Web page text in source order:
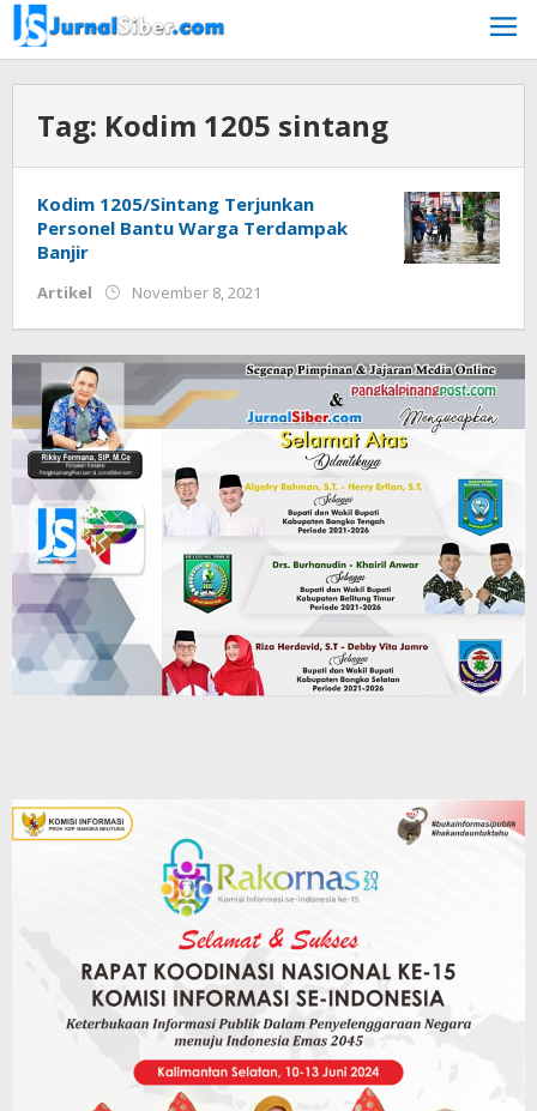
Skip
to
content
Tag: Kodim 1205 sintang
Kodim 1205/Sintang Terjunkan
Personel Bantu Warga Terdampak
Banjir
Artikel November 8, 2021